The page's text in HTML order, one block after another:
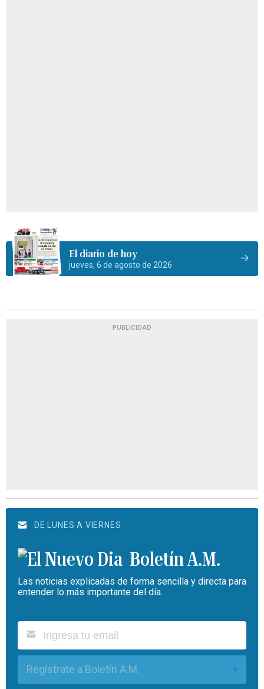
El diario de hoy
jueves, 6 de agosto de 2026
PUBLICIDAD
DE LUNES A VIERNES
Boletín A.M.
Las noticias explicadas de forma sencilla y directa para
entender lo más importante del día.
Regístrate a Boletín A.M.